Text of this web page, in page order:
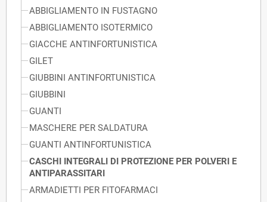
ABBIGLIAMENTO IN FUSTAGNO
ABBIGLIAMENTO ISOTERMICO
GIACCHE ANTINFORTUNISTICA
GILET
GIUBBINI ANTINFORTUNISTICA
GIUBBINI
GUANTI
MASCHERE PER SALDATURA
GUANTI ANTINFORTUNISTICA
CASCHI INTEGRALI DI PROTEZIONE PER POLVERI E
ANTIPARASSITARI
ARMADIETTI PER FITOFARMACI